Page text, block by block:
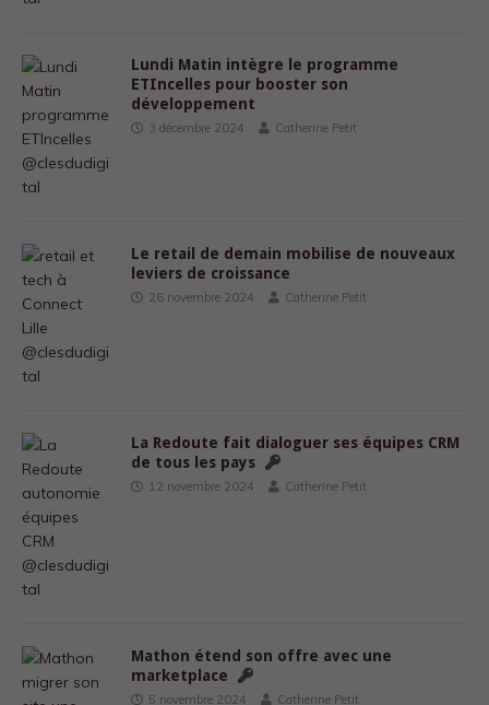
Lundi Matin intègre le programme
ETIncelles pour booster son
développement
3 décembre 2024 Catherine Petit
Le retail de demain mobilise de nouveaux
leviers de croissance
26 novembre 2024 Catherine Petit
La Redoute fait dialoguer ses équipes CRM
de tous les pays
12 novembre 2024 Catherine Petit
Mathon étend son offre avec une
marketplace
5 novembre 2024 Catherine Petit